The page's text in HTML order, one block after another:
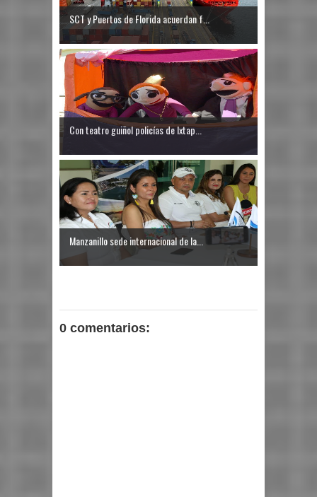
SCT y Puertos de Florida acuerdan f...
Con teatro guiñol policías de Ixtap...
Manzanillo sede internacional de la...
0 comentarios: